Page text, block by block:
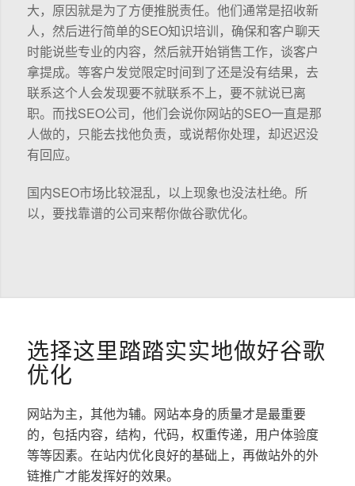
大，原因就是为了方便推脱责任。他们通常是招收新
人，然后进行简单的SEO知识培训，确保和客户聊天
时能说些专业的内容，然后就开始销售工作，谈客户
拿提成。等客户发觉限定时间到了还是没有结果，去
联系这个人会发现要不就联系不上，要不就说已离
职。而找SEO公司，他们会说你网站的SEO一直是那
人做的，只能去找他负责，或说帮你处理，却迟迟没
有回应。
国内SEO市场比较混乱，以上现象也没法杜绝。所
以，要找靠谱的公司来帮你做谷歌优化。
选择这里踏踏实实地做好谷歌
优化
网站为主，其他为辅。网站本身的质量才是最重要
的，包括内容，结构，代码，权重传递，用户体验度
等等因素。在站内优化良好的基础上，再做站外的外
链推广才能发挥好的效果。